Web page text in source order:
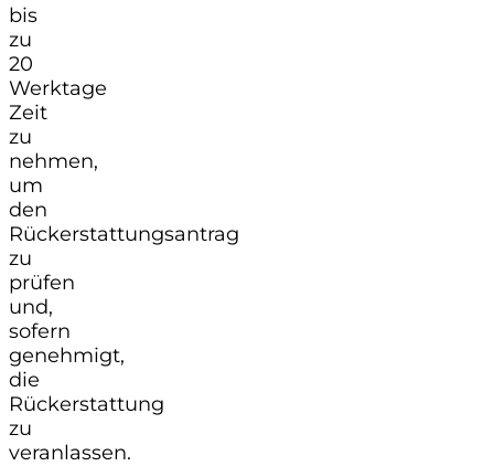
bis
zu
20
Werktage
Zeit
zu
nehmen,
um
den
Rückerstattungsantrag
zu
prüfen
und,
sofern
genehmigt,
die
Rückerstattung
zu
veranlassen.